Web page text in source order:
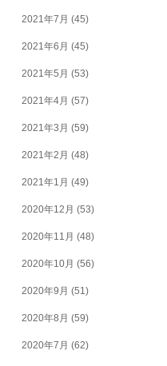
2021年7月 (45)
2021年6月 (45)
2021年5月 (53)
2021年4月 (57)
2021年3月 (59)
2021年2月 (48)
2021年1月 (49)
2020年12月 (53)
2020年11月 (48)
2020年10月 (56)
2020年9月 (51)
2020年8月 (59)
2020年7月 (62)